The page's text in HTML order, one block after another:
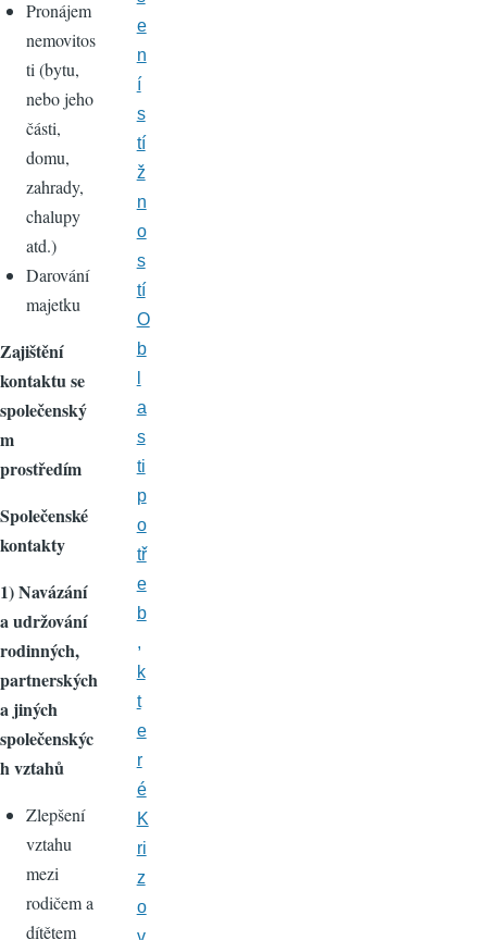
Pronájem
nemovitos
ti (bytu,
nebo jeho
části,
domu,
zahrady,
chalupy
atd.)
Darování
majetku
Zajištění
kontaktu se
společenský
m
prostředím
Společenské
kontakty
1) Navázání
a udržování
rodinných,
partnerských
a jiných
společenskýc
h vztahů
Zlepšení
vztahu
mezi
rodičem a
dítětem
e
n
í
s
tí
ž
n
o
s
tí
O
b
a
s
ti
p
o
tř
e
b
,
k
t
e
r
é
K
ri
z
o
v